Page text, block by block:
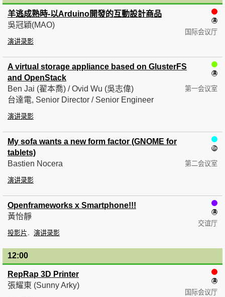
羊逃成熟時-以Arduino開發的互動設計商品
国际会议厅
吳冠穎(MAO)
演讲录影
A virtual storage appliance based on GlusterFS
and OpenStack
第一会议室
Ben Jai (翟本喬) / Ovid Wu (吳志偉)
台達電, Senior Director / Senior Engineer
演讲录影
My sofa wants a new form factor (GNOME for
tablets)
第二会议室
Bastien Nocera
演讲录影
Openframeworks x Smartphone!!!
交谊厅
黃怡靜
投影片 演讲录影
12:00
RepRap 3D Printer
国际会议厅
張耀東 (Sunny Arky)